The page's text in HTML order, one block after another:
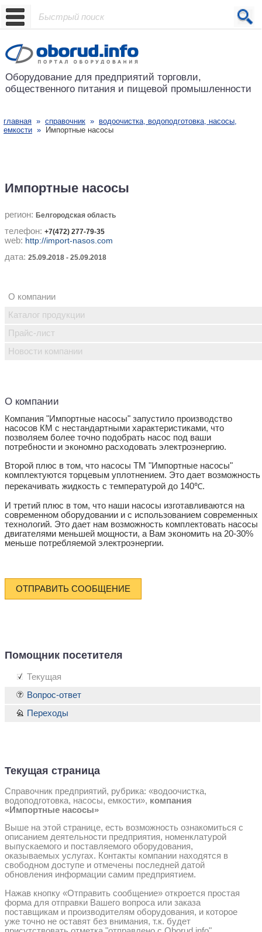
Проект основан в 2001 году
Оборудование для предприятий торговли,
общественного питания и пищевой промышленности
главная » справочник » водоочистка, водоподготовка, насосы,
емкости » Импортные насосы
Импортные насосы
регион: Белгородская область
телефон: +7(472) 277-79-35
web: http://import-nasos.com
дата: 25.09.2018 - 25.09.2018
О компании
О компании
Компания "Импортные насосы" запустило производство
насосов КМ с нестандартными характеристиками, что
позволяем более точно подобрать насос под ваши
потребности и экономно расходовать электроэнергию.
Второй плюс в том, что насосы ТМ "Импортные насосы"
комплектуются торцевым уплотнением. Это дает возможность
перекачивать жидкость с температурой до 140℃.
И третий плюс в том, что наши насосы изготавливаются на
современном оборудовании и с использованием современных
технологий. Это дает нам возможность комплектовать насосы
двигателями меньшей мощности, а Вам экономить на 20-30%
меньше потребляемой электроэнергии.
ОТПРАВИТЬ СООБЩЕНИЕ
Каталог продукции
Прайс-лист
Новости компании
Помощник посетителя
Текущая
Текущая страница
Справочник предприятий, рубрика: «водоочистка,
водоподготовка, насосы, емкости», компания
«Импортные насосы»
Выше на этой странице, есть возможность ознакомиться с
описанием деятельности предприятия, номенклатурой
выпускаемого и поставляемого оборудования,
оказываемых услугах. Контакты компании находятся в
свободном доступе и отмечены последней датой
обновления информации самим предприятием.
Нажав кнопку «Отправить сообщение» откроется простая
форма для отправки Вашего вопроса или заказа
поставщикам и производителям оборудования, и которое
уже точно не оставят без внимания, т.к. будет
Вопрос-ответ
Переходы